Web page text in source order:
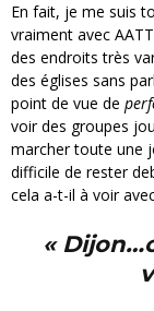
En fait, je me suis
vraiment avec
des endroits très
des églises sans
point de vue de
voir des groupes
marcher toute une
difficile de rester
cela a-t-il à voir
«